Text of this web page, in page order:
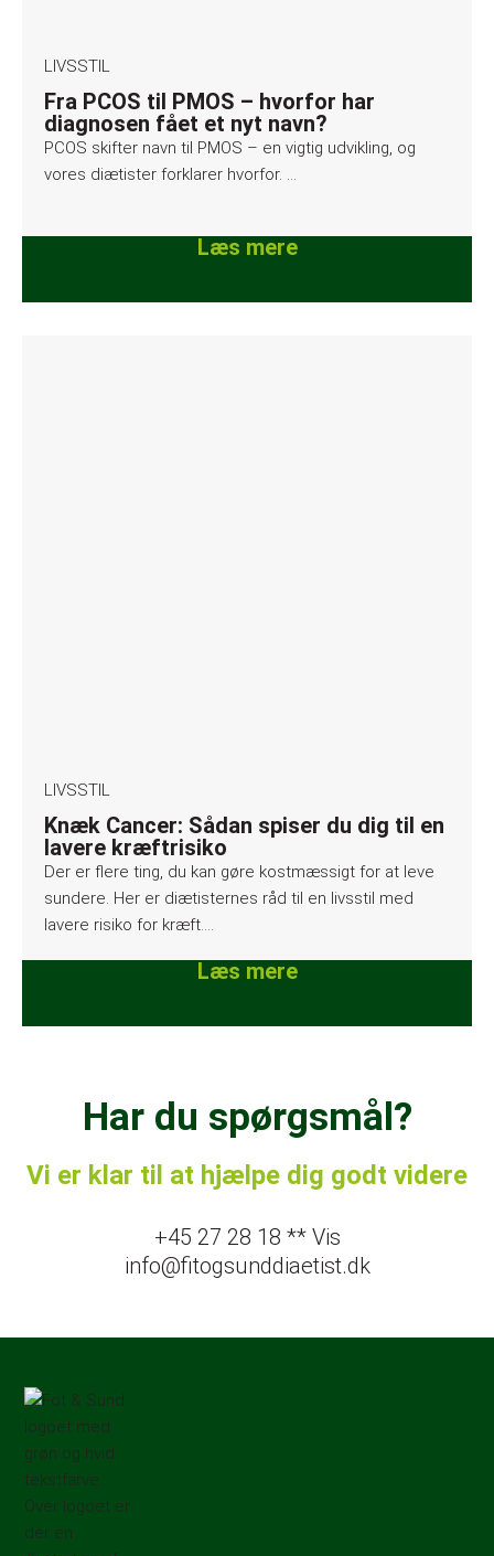
LIVSSTIL
Fra PCOS til PMOS – hvorfor har
diagnosen fået et nyt navn?
PCOS skifter navn til PMOS – en vigtig udvikling, og
vores diætister forklarer hvorfor. …
Læs mere
LIVSSTIL
Knæk Cancer: Sådan spiser du dig til en
lavere kræftrisiko
Der er flere ting, du kan gøre kostmæssigt for at leve
sundere. Her er diætisternes råd til en livsstil med
lavere risiko for kræft….
Læs mere
Har du spørgsmål?
Vi er klar til at hjælpe dig godt videre
+45 27 28 18 ** Vis
info@fitogsunddiaetist.dk